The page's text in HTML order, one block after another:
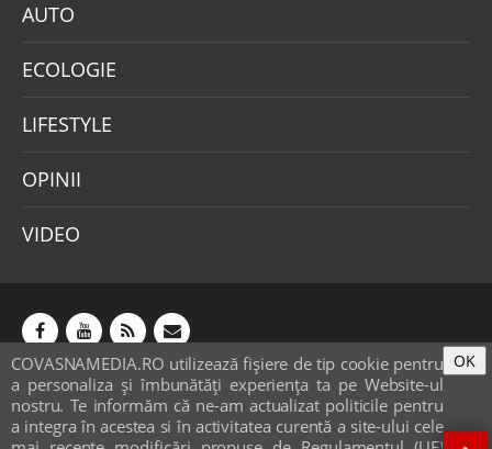
AUTO
ECOLOGIE
LIFESTYLE
OPINII
VIDEO
COVASNAMEDIA.RO utilizează fişiere de tip cookie pentru
a personaliza și îmbunătăți experiența ta pe Website-ul
nostru. Te informăm că ne-am actualizat politicile pentru
a integra în acestea si în activitatea curentă a site-ului cele
OK
Abonamente Publicitate
Mica publicitate
Contact
Sondaje
POLITICA COOKIE-URI & GDPR
© covasnamedia.ro. Website bysofthost.